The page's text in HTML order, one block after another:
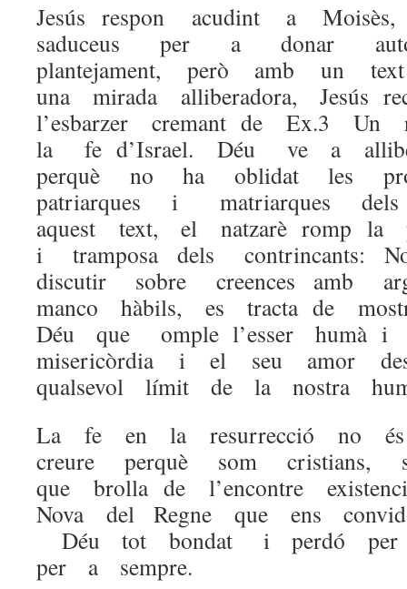
Jesús respon acudint a
saduceus per a donar
plantejament, però amb un
una mirada alliberadora,
l’esbarzer cremant de Ex.3
la fe d’Israel. Déu ve a
perquè no ha oblidat les
patriarques i matriarques
aquest text, el natzarè romp la
i tramposa dels
discutir sobre creences amb
manco hàbils, es tracta de
Déu que omple l’esser
misericòrdia i el seu amor
qualsevol límit de la nostra
La fe en la resurrecció no
creure perquè som
que brolla de l’encontre
Nova del Regne que ens
Déu tot bondat i perdó
per a sempre.